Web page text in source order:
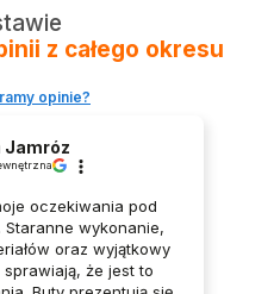
z całego okresu
opinie?
Jamróz
oczekiwania pod
Staranne wykonanie,
oraz wyjątkowy
że jest to